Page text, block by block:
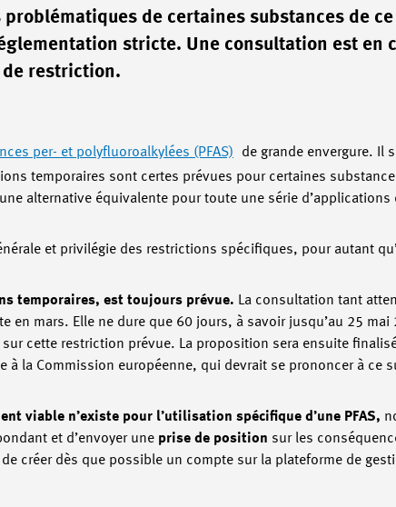
de certaines substances de
stricte. Une consultation est en
de restriction.
per- et polyfluoroalkylées (PFAS)
de grande envergure. Il
temporaires sont certes prévues pour certaines
alternative équivalente pour toute une série
et privilégie des restrictions spécifiques, pour autant
temporaires, est toujours prévue. La consultation tant
en mars. Elle ne dure que 60 jours, à savoir jusqu’au 25 mai
cette restriction prévue. La proposition sera ensuite
à la Commission européenne, qui devrait se prononcer à ce
viable n’existe pour l’utilisation spécifique d’une PFAS,
et d’envoyer une prise de position sur les
créer dès que possible un compte sur la plateforme de